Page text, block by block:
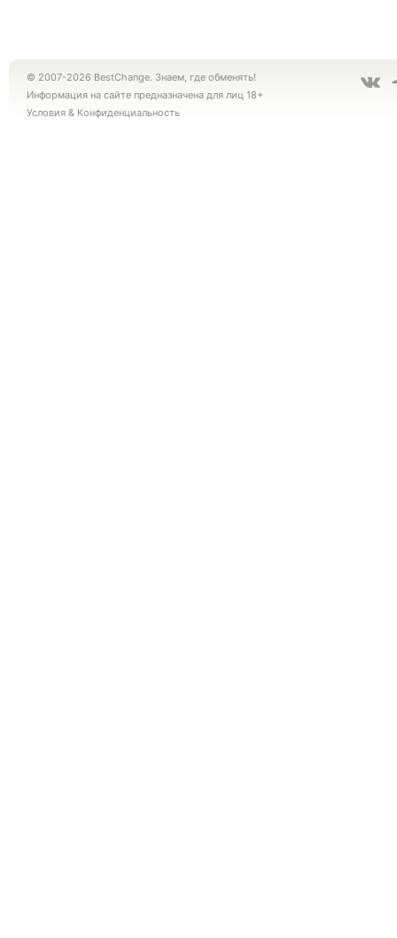
© 2007-2026 BestChange. Знаем, где обменять!
Информация на сайте предназначена для лиц 18+
Условия & Конфиденциальность